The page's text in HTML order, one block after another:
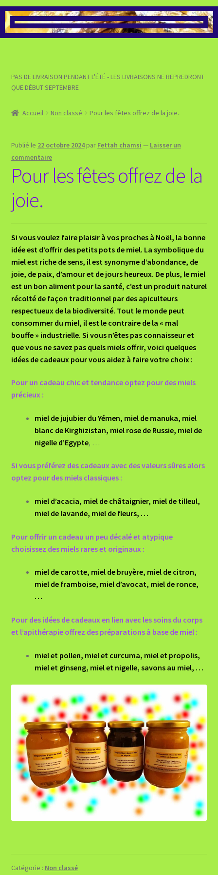
>>> VOIR LA BOUTIQUE DES
PRÉPARATIONS À BASE DE
>>> VOIR MON PANIER
PAS DE LIVRAISON PENDANT L'ÉTÉ - LES LIVRAISONS NE REPREDRONT
QUE DÉBUT SEPTEMBRE
Accueil Non classé Pour les fêtes offrez de la joie.
Publié le 22 octobre 2024par Fettah chamsi — Laisser un
commentaire
Pour les fêtes offrez de la
joie.
Si vous voulez faire plaisir à vos proches à Noël, la bonne
idée est d’offrir des petits pots de miel. La symbolique du
miel est riche de sens, il est synonyme d’abondance, de
joie, de paix, d’amour et de jours heureux. De plus, le miel
est un bon aliment pour la santé, c’est un produit naturel
récolté de façon traditionnel par des apiculteurs
respectueux de la biodiversité. Tout le monde peut
consommer du miel, il est le contraire de la « mal
bouffe » industrielle. Si vous n’êtes pas connaisseur et
que vous ne savez pas quels miels offrir, voici quelques
idées de cadeaux pour vous aidez à faire votre choix :
Pour un cadeau chic et tendance optez pour des miels
précieux :
miel de jujubier du Yémen, miel de manuka, miel
blanc de Kirghizistan, miel rose de Russie, miel de
nigelle d’Egypte, …
Si vous préférez des cadeaux avec des valeurs sûres alors
optez pour des miels classiques :
miel d’acacia, miel de châtaignier, miel de tilleul,
miel de lavande, miel de fleurs, …
Pour offrir un cadeau un peu décalé et atypique
choisissez des miels rares et originaux :
miel de carotte, miel de bruyère, miel de citron,
miel de framboise, miel d’avocat, miel de ronce,
…
Pour des idées de cadeaux en lien avec les soins du corps
et l’apithérapie offrez des préparations à base de miel :
miel et pollen, miel et curcuma, miel et propolis,
miel et ginseng, miel et nigelle, savons au miel, …
Catégorie : Non classé